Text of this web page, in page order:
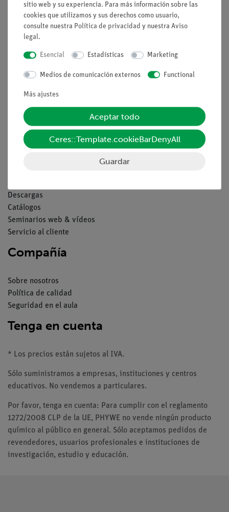
Aviso lega
Contacto
Condiciones comerciales generales
Declaración de privacidad
Pie de imprenta
Descargas
Catálogos
Seminarios web & vídeos
Servicio al cliente
Compañía
Sobre nosotros
Política de calidad
Seguridad en el aula
Tenga en cuenta
* Los precios están sujetos al IVA.
Sólo suministramos a empresas, instituciones y centros
educativos. No vendemos a particulares.
Por favor, tenga en cuenta: Para cumplir con el reglamento
1272/2008 CLP de la UE, PHYWE no vende ningún producto
químico al público en general. Sólo aceptamos pedidos de
revendedores, usuarios profesionales e instituciones de
investigación, estudio y educación.
sitio web y su experiencia. Para más información sobre las
cookies que utilizamos y sus derechos como usuario,
consulte nuestra Política de privacidad y nuestra Aviso
legal.
Esencial Estadísticas Marketing
Medios de comunicación externos Functional
Más ajustes
Aceptar todo
Ceres::Template.cookieBarDenyAll
Guardar